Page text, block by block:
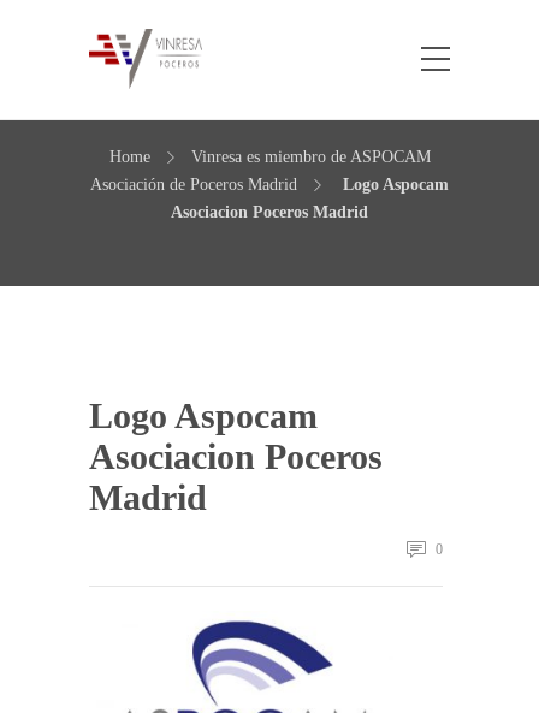
Logo Aspocam Asociacion
Home
Vinresa es miembro de ASPOCAM
Asociación de Poceros Madrid
Logo Aspocam
Asociacion Poceros Madrid
Logo Aspocam
Asociacion Poceros
Madrid
0